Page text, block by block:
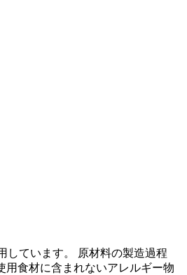
しています。 原材料の製造過程
用食材に含まれないアレルギー物